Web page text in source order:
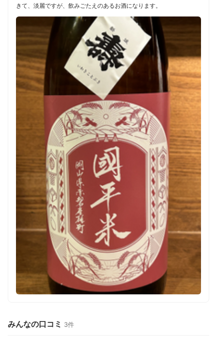
きて、淡麗ですが、飲みごたえのあるお酒になります。
みんなの口コミ 3件